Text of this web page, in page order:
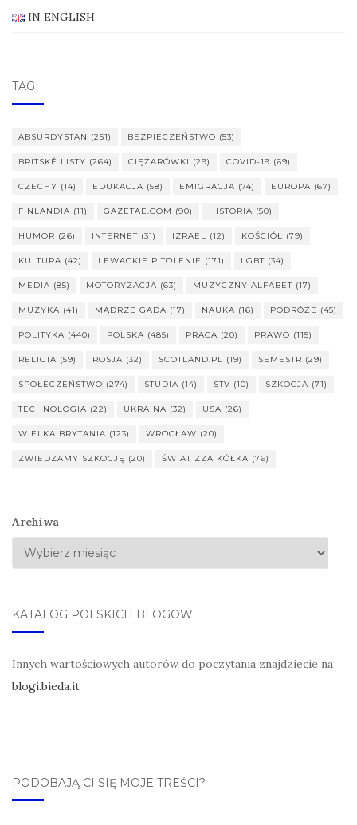
IN ENGLISH
TAGI
ABSURDYSTAN (251) BEZPIECZEŃSTWO (53)
BRITSKÉ LISTY (264) CIĘŻARÓWKI (29) COVID-19 (69)
CZECHY (14) EDUKACJA (58) EMIGRACJA (74) EUROPA (67)
FINLANDIA (11) GAZETAE.COM (90) HISTORIA (50)
HUMOR (26) INTERNET (31) IZRAEL (12) KOŚCIÓŁ (79)
KULTURA (42) LEWACKIE PITOLENIE (171) LGBT (34)
MEDIA (85) MOTORYZACJA (63) MUZYCZNY ALFABET (17)
MUZYKA (41) MĄDRZE GADA (17) NAUKA (16) PODRÓŻE (45)
POLITYKA (440) POLSKA (485) PRACA (20) PRAWO (115)
RELIGIA (59) ROSJA (32) SCOTLAND.PL (19) SEMESTR (29)
SPOŁECZEŃSTWO (274) STUDIA (14) STV (10) SZKOCJA (71)
TECHNOLOGIA (22) UKRAINA (32) USA (26)
WIELKA BRYTANIA (123) WROCŁAW (20)
ZWIEDZAMY SZKOCJĘ (20) ŚWIAT ZZA KÓŁKA (76)
Archiwa
KATALOG POLSKICH BLOGÓW
Innych wartościowych autorów do poczytania znajdziecie na
blogi.bieda.it
PODOBAJĄ CI SIĘ MOJE TREŚCI?